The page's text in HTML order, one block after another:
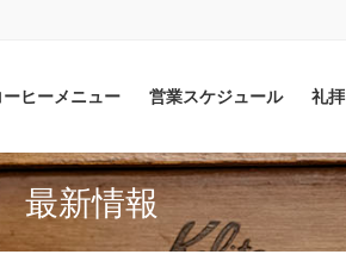
ーヒーメニュー 営業スケジュール 礼拝
最新情報